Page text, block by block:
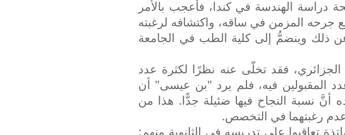
الهندسة في كندا، فأعجب بالأمر
مع جرحه المزمن في ساقه، واكتشافه لرغبته
ذلك وينضمُّ إلى كلية الطب في الجامعة
الجزائري، فقد تخلّى عنه نظرًا لكثرة عدد
المقبولين فيه، فلم يرد "بن عيسى" أن
أنَّ نسبة النجاح فيها ضئيلة جدًّا. هذا من
رغبتهما في التخصص.
تعاقبوا على تدريسه في الثانوية منهم: